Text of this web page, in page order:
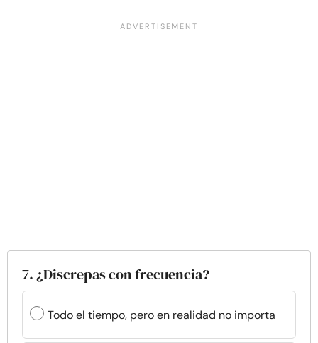
7. ¿Discrepas con frecuencia?
Todo el tiempo, pero en realidad no importa